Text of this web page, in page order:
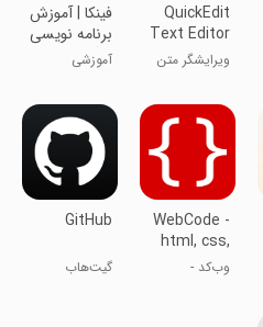
QuickEdit
Text Editor
ویرایشگر متن
‏‏‏فینکا | آموزش
برنامه نویسی
با گوشی
آموزشی
WebCode -
html, css,
js ide
وب‌کد -
GitHub
گیت‌هاب